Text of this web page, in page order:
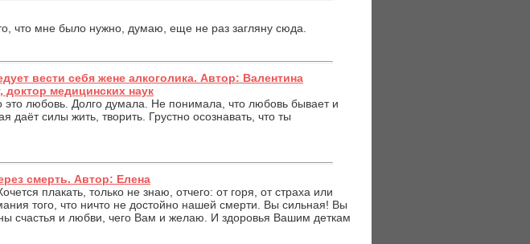
что мне было нужно, думаю, еще не раз загляну сюда.
вести себя жене алкоголика. Автор: Валентина
доктор медицинских наук
любовь. Долго думала. Не понимала, что любовь бывает и
даёт силы жить, творить. Грустно осознавать, что ты
смерть. Автор: Елена
плакать, только не знаю, отчего: от горя, от страха или
того, что ничто не достойно нашей смерти. Вы сильная! Вы
счастья и любви, чего Вам и желаю. И здоровья Вашим деткам